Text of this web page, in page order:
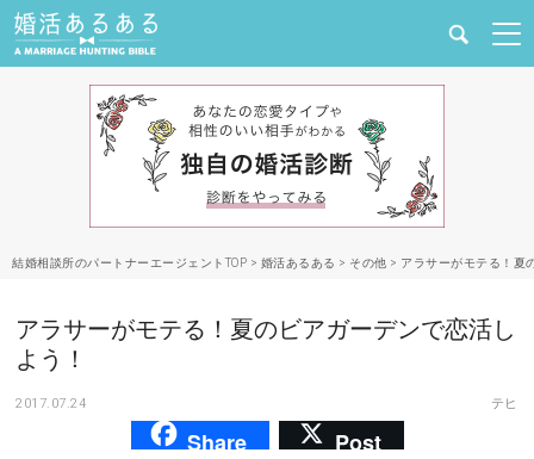
婚活と結婚
合コン・街コン
マッチングアプリ
結婚相談所のパートナーエージェントTOP > 婚活あるある > その他 > アラサーがモテる！夏
アラサーがモテる！夏のビアガーデンで恋活し
よう！
2017.07.24 テヒ
Share Post